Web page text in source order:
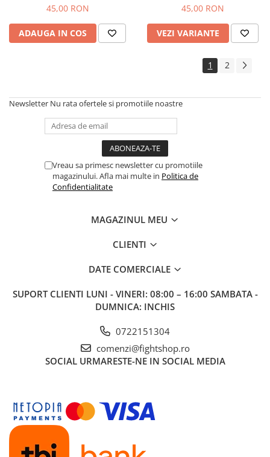
45,00 RON
ADAUGA IN COS
45,00 RON
VEZI VARIANTE
1 2
Newsletter Nu rata ofertele si promotiile noastre
Vreau sa primesc newsletter cu promotiile
magazinului. Afla mai multe in Politica de
Confidentialitate
MAGAZINUL MEU
CLIENTI
DATE COMERCIALE
SUPORT CLIENTI LUNI - VINERI: 08:00 – 16:00 SAMBATA -
DUMNICA: INCHIS
0722151304
comenzi@fightshop.ro
SOCIAL URMARESTE-NE IN SOCIAL MEDIA